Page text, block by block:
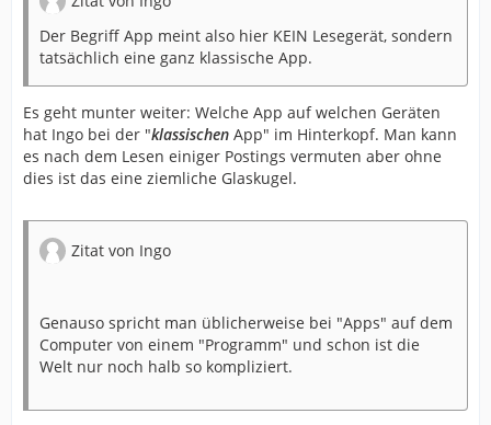
Der Begriff App meint also hier KEIN Lesegerät, sondern
tatsächlich eine ganz klassische App.
Es geht munter weiter: Welche App auf welchen Geräten
hat Ingo bei der "klassischen App" im Hinterkopf. Man kann
es nach dem Lesen einiger Postings vermuten aber ohne
dies ist das eine ziemliche Glaskugel.
Zitat von Ingo
Genauso spricht man üblicherweise bei "Apps" auf dem
Computer von einem "Programm" und schon ist die
Welt nur noch halb so kompliziert.